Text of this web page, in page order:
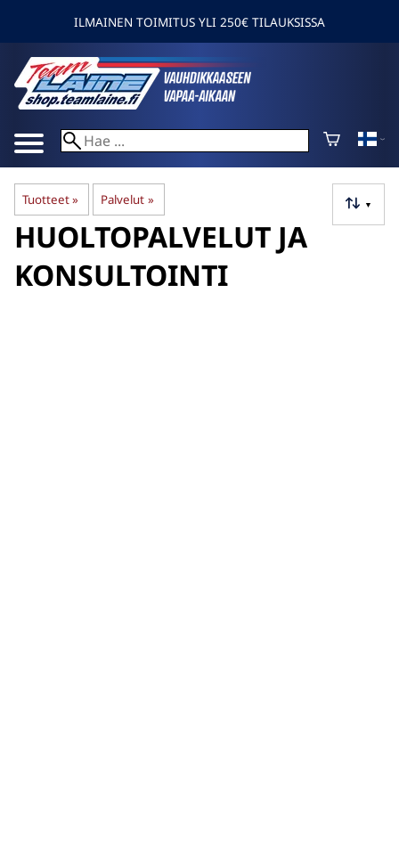
ILMAINEN TOIMITUS YLI 250€ TILAUKSISSA
Tuotteet‪» Palvelut ‪» ▼
HUOLTOPALVELUT JA
KONSULTOINTI